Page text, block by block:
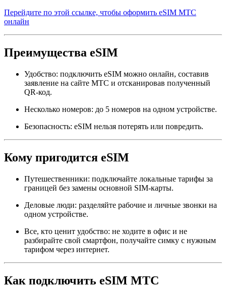
Перейдите по этой ссылке, чтобы оформить eSIM МТС
онлайн
Преимущества eSIM
Удобство: подключить eSIM можно онлайн, составив
заявление на сайте МТС и отсканировав полученный
QR-код.
Несколько номеров: до 5 номеров на одном устройстве.
Безопасность: eSIM нельзя потерять или повредить.
Кому пригодится eSIM
Путешественники: подключайте локальные тарифы за
границей без замены основной SIM-карты.
Деловые люди: разделяйте рабочие и личные звонки на
одном устройстве.
Все, кто ценит удобство: не ходите в офис и не
разбирайте свой смартфон, получайте симку с нужным
тарифом через интернет.
Как подключить eSIM МТС